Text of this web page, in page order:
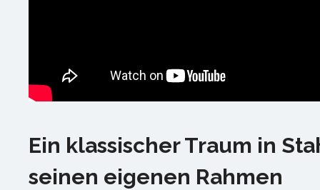
Ein klassischer Traum in
seinen eigenen Rahmen